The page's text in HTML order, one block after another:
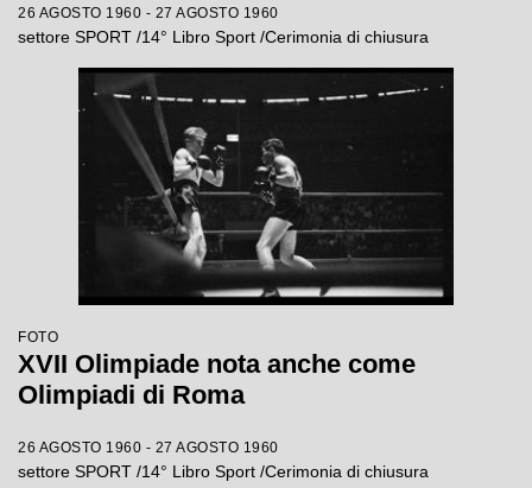
26 AGOSTO 1960 - 27 AGOSTO 1960
settore SPORT /14° Libro Sport /Cerimonia di chiusura
FOTO
XVII Olimpiade nota anche come
Olimpiadi di Roma
26 AGOSTO 1960 - 27 AGOSTO 1960
settore SPORT /14° Libro Sport /Cerimonia di chiusura